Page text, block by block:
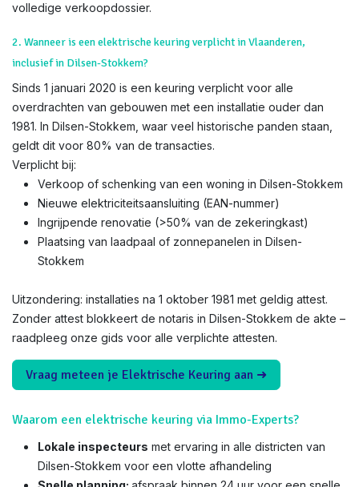
volledige verkoopdossier.
2. Wanneer is een elektrische keuring verplicht in Vlaanderen,
inclusief in Dilsen-Stokkem?
Sinds 1 januari 2020 is een keuring verplicht voor alle
overdrachten van gebouwen met een installatie ouder dan
1981. In Dilsen-Stokkem, waar veel historische panden staan,
geldt dit voor 80% van de transacties.
Verplicht bij:
Verkoop of schenking van een woning in Dilsen-Stokkem
Nieuwe elektriciteitsaansluiting (EAN-nummer)
Ingrijpende renovatie (>50% van de zekeringkast)
Plaatsing van laadpaal of zonnepanelen in Dilsen-
Stokkem
Uitzondering: installaties na 1 oktober 1981 met geldig attest.
Zonder attest blokkeert de notaris in Dilsen-Stokkem de akte –
raadpleeg onze gids voor alle verplichte attesten.
Vraag meteen je Elektrische Keuring aan ➜
Waarom een elektrische keuring via Immo-Experts?
Lokale inspecteurs met ervaring in alle districten van
Dilsen-Stokkem voor een vlotte afhandeling